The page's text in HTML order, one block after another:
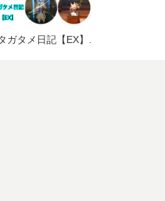
タメ日記【EX】.